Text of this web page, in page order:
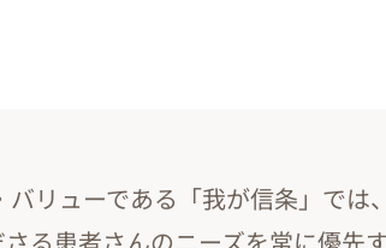
リューである「我が信条」では
る患者さんのニーズを常に優先